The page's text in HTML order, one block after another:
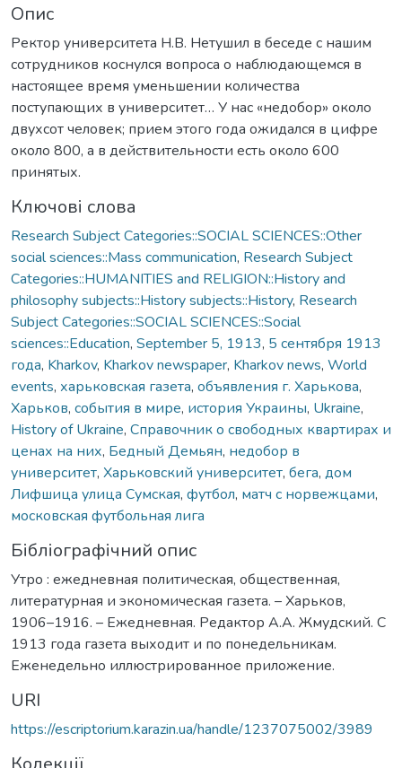
Опис
Ректор университета Н.В. Нетушил в беседе с нашим
сотрудников коснулся вопроса о наблюдающемся в
настоящее время уменьшении количества
поступающих в университет… У нас «недобор» около
двухсот человек; прием этого года ожидался в цифре
около 800, а в действительности есть около 600
принятых.
Ключові слова
Research Subject Categories::SOCIAL SCIENCES::Other
social sciences::Mass communication, Research Subject
Categories::HUMANITIES and RELIGION::History and
philosophy subjects::History subjects::History, Research
Subject Categories::SOCIAL SCIENCES::Social
sciences::Education, September 5, 1913, 5 сентября 1913
года, Kharkov, Kharkov newspaper, Kharkov news, World
events, харьковская газета, объявления г. Харькова,
Харьков, события в мире, история Украины, Ukraine,
History of Ukraine, Справочник о свободных квартирах и
ценах на них, Бедный Демьян, недобор в
университет, Харьковский университет, бега, дом
Лифшица улица Сумская, футбол, матч с норвежцами,
московская футбольная лига
Бібліографічний опис
Утро : ежедневная политическая, общественная,
литературная и экономическая газета. – Харьков,
1906–1916. – Ежедневная. Редактор А.А. Жмудский. С
1913 года газета выходит и по понедельникам.
Еженедельно иллюстрированное приложение.
URI
https://escriptorium.karazin.ua/handle/1237075002/3989